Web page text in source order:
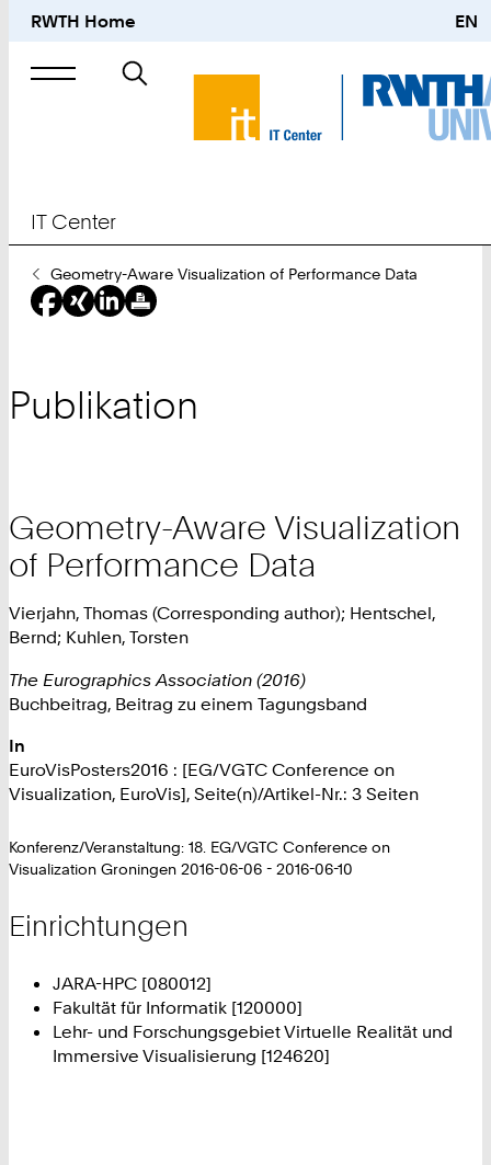
RWTH Home EN
Suche
nach
IT Center
Sie
sind
hier:
Geometry-Aware Visualization of Performance Data
Publikation
Geometry-Aware Visualization
of Performance Data
Vierjahn, Thomas (Corresponding author); Hentschel,
Bernd; Kuhlen, Torsten
The Eurographics Association (2016)
Buchbeitrag, Beitrag zu einem Tagungsband
In
EuroVisPosters2016 : [EG/VGTC Conference on
Visualization, EuroVis], Seite(n)/Artikel-Nr.: 3 Seiten
Konferenz/Veranstaltung: 18. EG/VGTC Conference on
Visualization Groningen 2016-06-06 - 2016-06-10
Einrichtungen
JARA-HPC [080012]
Fakultät für Informatik [120000]
Lehr- und Forschungsgebiet Virtuelle Realität und
Immersive Visualisierung [124620]